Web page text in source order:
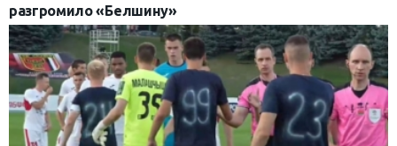
разгромило «Белшину»